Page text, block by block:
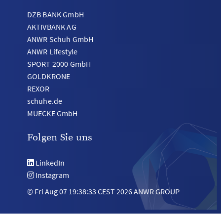
DZB BANK GmbH
AKTIVBANK AG
ANWR Schuh GmbH
ANWR Lifestyle
SPORT 2000 GmbH
GOLDKRONE
REXOR
schuhe.de
MUECKE GmbH
Folgen Sie uns
LinkedIn
Instagram
© Fri Aug 07 19:38:33 CEST 2026 ANWR GROUP